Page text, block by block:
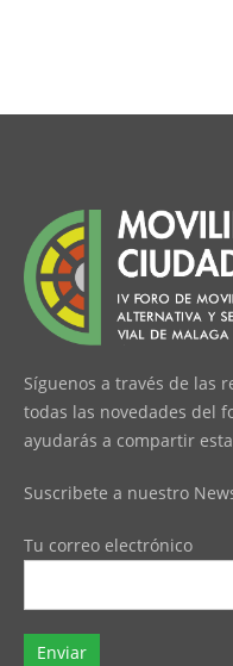
Síguenos a través de las
todas las novedades del
ayudarás a compartir
Suscribete a nuestro
Tu correo electrónico